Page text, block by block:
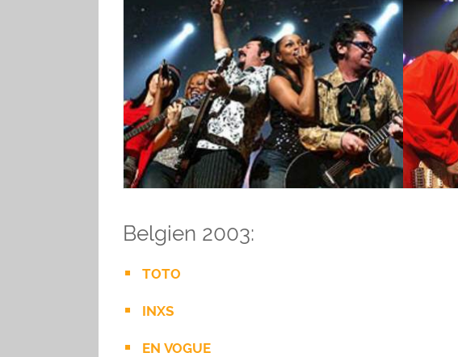
Belgien 2003:
TOTO
INXS
EN VOGUE